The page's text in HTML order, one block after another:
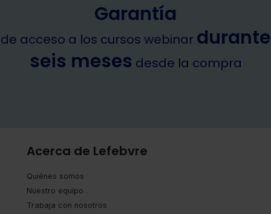
Garantía
de acceso a los cursos webinar durante
seis meses desde la compra
Acerca de Lefebvre
Quiénes somos
Nuestro equipo
Trabaja con nosotros